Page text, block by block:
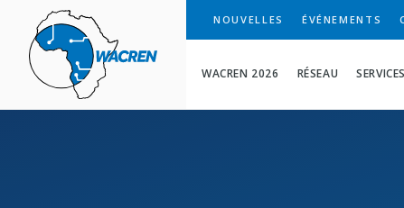
WACREN
WACREN 2026 RÉSEAU SERVICES
NOUVELLES ÉVÉNEMENTS